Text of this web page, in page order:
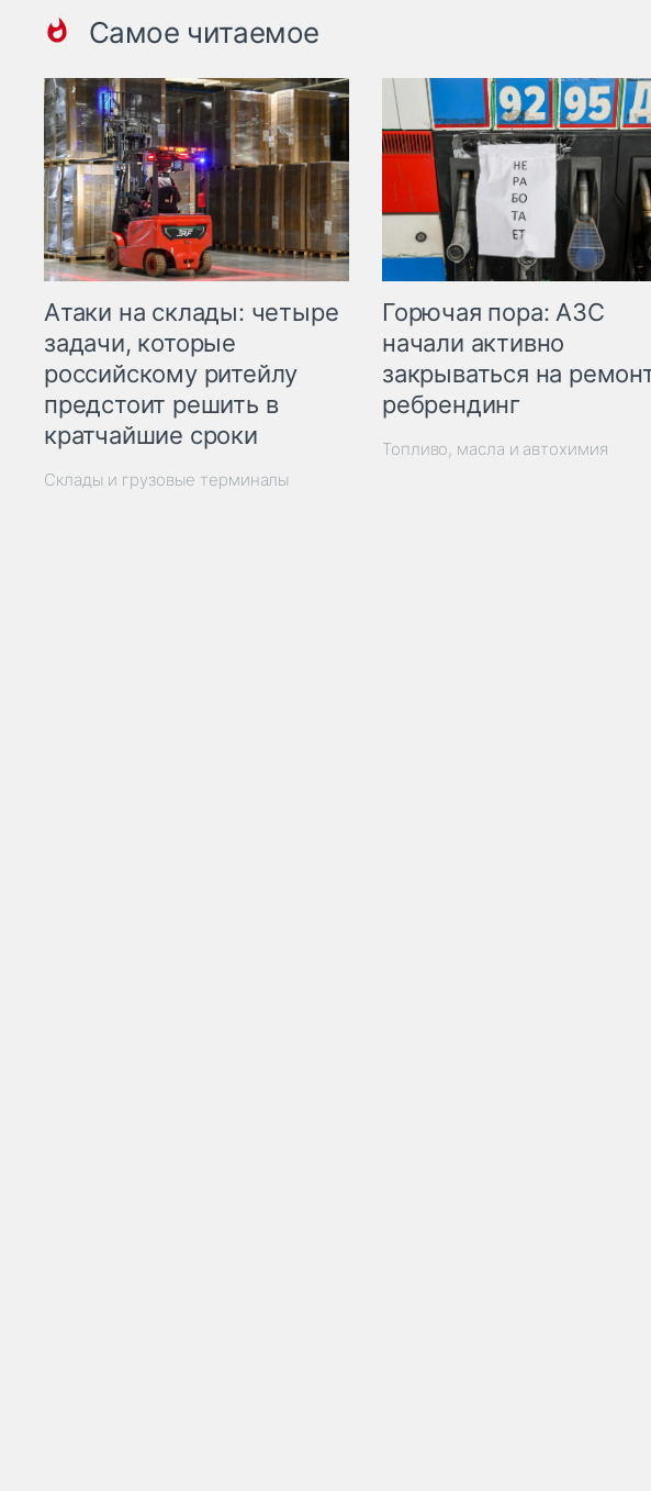
Самое читаемое
Атаки на склады: четыре
задачи, которые
российскому ритейлу
предстоит решить в
кратчайшие сроки
Склады и грузовые терминалы
Горючая пора: АЗС
начали активно
закрываться на
ребрендинг
Топливо, масла и автохимия